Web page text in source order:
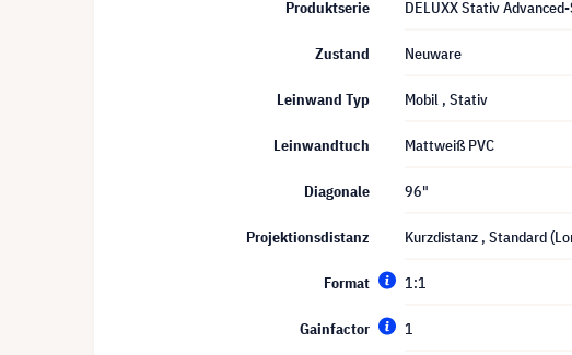
Produktserie DELUXX Stativ
Zustand Neuware
Leinwand Typ Mobil , Stativ
Leinwandtuch Mattweiß PVC
Diagonale 96"
Projektionsdistanz Kurzdistanz , Standard
Format 1:1
Gainfactor 1